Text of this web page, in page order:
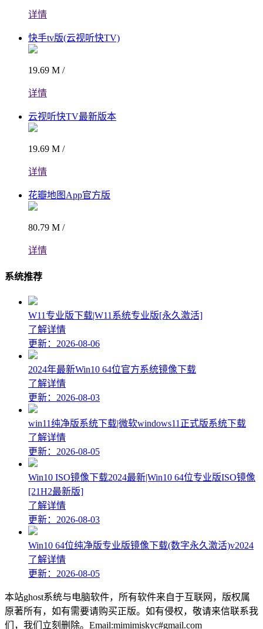
详情
快手tv版(云视听快TV)
19.69 M /
详情
云视听快TV最新版本
19.69 M /
详情
花瓣地图App官方版
80.79 M /
详情
系统推荐
W11专业版下载|W11系统专业版[永久激活]
了解详情
更新：2026-08-06
2024年最新Win10 64位官方系统镜像下载
了解详情
更新：2026-08-03
win11纯净版系统下载|微软windows11正式版系统下载
了解详情
更新：2026-08-05
Win10 ISO镜像下载2024最新|Win10 64位专业版ISO镜像
[21H2最新版]
了解详情
更新：2026-08-03
Win10 64位纯净版专业版镜像下载(数字永久激活)v2024
了解详情
更新：2026-08-05
本站ghost系统与电脑软件，所有软件来自于互联网，版权属
原著所有，如有需要请购买正版。如有侵权，敬请来信联系我
们，我们立刻删除。Email:mimimiskyc#gmail.com